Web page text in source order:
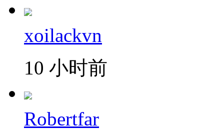
xoilackvn
10 小时前
Robertfar